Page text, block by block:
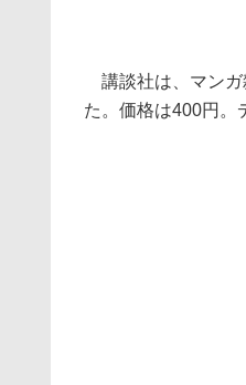
講談社は、マンガ
た。価格は400円。